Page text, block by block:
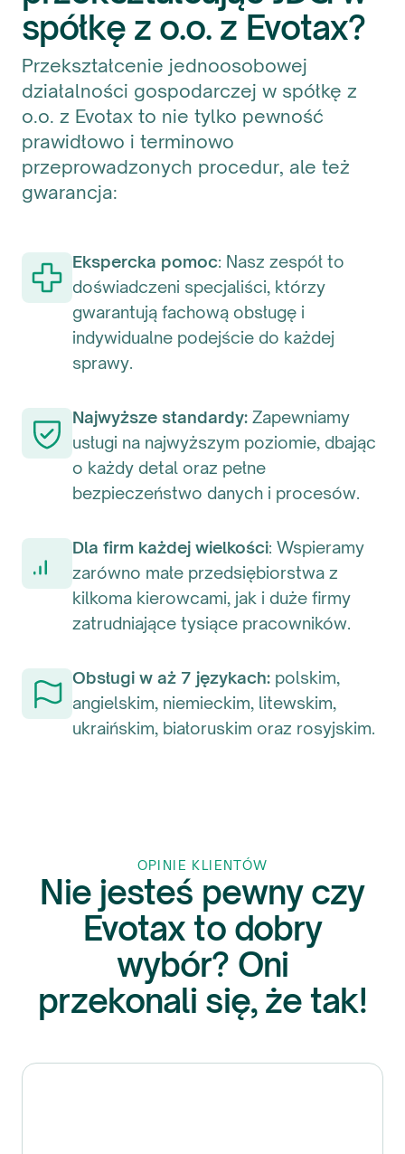
spółkę z o.o. z Evotax?
Przekształcenie jednoosobowej
działalności gospodarczej w spółkę z
o.o. z Evotax to nie tylko pewność
prawidłowo i terminowo
przeprowadzonych procedur, ale też
gwarancja:
Ekspercka pomoc: Nasz zespół to
doświadczeni specjaliści, którzy
gwarantują fachową obsługę i
indywidualne podejście do każdej
sprawy.
Najwyższe standardy: Zapewniamy
usługi na najwyższym poziomie, dbając
o każdy detal oraz pełne
bezpieczeństwo danych i procesów.
Dla firm każdej wielkości: Wspieramy
zarówno małe przedsiębiorstwa z
kilkoma kierowcami, jak i duże firmy
zatrudniające tysiące pracowników.
Obsługi w aż 7 językach: polskim,
angielskim, niemieckim, litewskim,
ukraińskim, białoruskim oraz rosyjskim.
OPINIE KLIENTÓW
Nie jesteś pewny czy
Evotax to dobry
wybór? Oni
przekonali się, że tak!